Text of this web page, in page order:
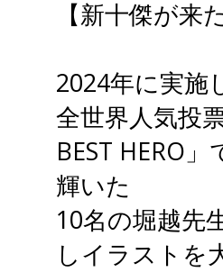
【新十傑が来た
2024年に実施
全世界人気投
BEST HERO」
輝いた
10名の堀越先
しイラストを